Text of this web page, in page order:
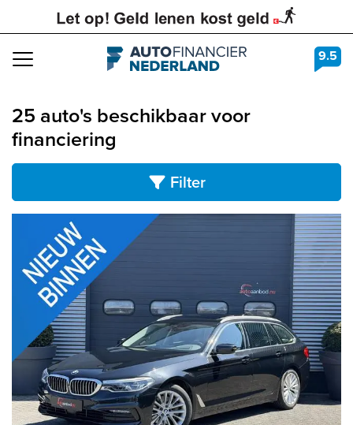
Navigation 9.5
25 auto's beschikbaar voor
financiering
Filter